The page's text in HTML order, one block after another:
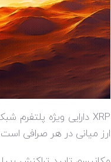
XRP دارایی ویژه پلتفرم
ارز میانی در هر صرافی